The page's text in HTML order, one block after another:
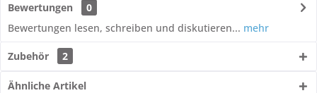
Bewertungen
0
Bewertungen lesen, schreiben und diskutieren... mehr
Zubehör 2
Ähnliche Artikel